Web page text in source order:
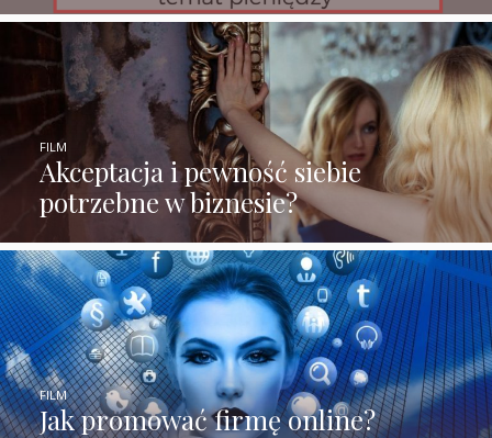
Akceptacja i pewność siebie
potrzebne w biznesie?
FILM
Jak promować firmę online?
FILM